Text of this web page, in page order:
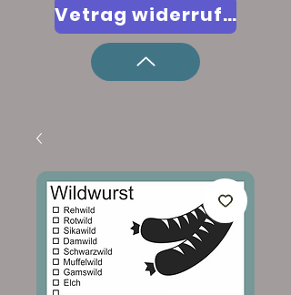
Vetrag widerrufen